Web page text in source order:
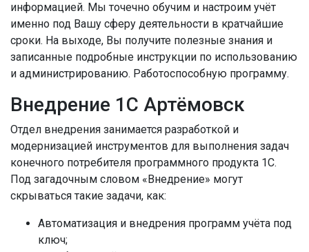
информацией. Мы точечно обучим и настроим учёт
именно под Вашу сферу деятельности в кратчайшие
сроки. На выходе, Вы получите полезные знания и
записанные подробные инструкции по использованию
и администрированию. Работоспособную программу.
Внедрение 1С Артёмовск
Отдел внедрения занимается разработкой и
модернизацией инструментов для выполнения задач
конечного потребителя программного продукта 1С.
Под загадочным словом «Внедрение» могут
скрываться такие задачи, как:
Автоматизация и внедрения программ учёта под
ключ;